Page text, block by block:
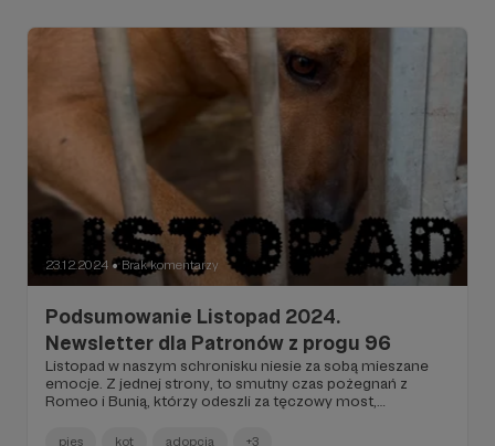
nadają sens naszej pracy i motywują do dalszej walki. To
przypomnienie, że każde małe zwycięstwo ma znaczenie
w dążeniu do lepszego jutra dla wszystkich zwierząt.
23.12.2024 ● Brak komentarzy
Podsumowanie Listopad 2024.
Newsletter dla Patronów z progu 96
Listopad w naszym schronisku niesie za sobą mieszane
emocje. Z jednej strony, to smutny czas pożegnań z
Romeo i Bunią, którzy odeszli za tęczowy most,
domów na zawsze. Tragiczny los Mai, która mimo naszych
pies kot adopcja +3